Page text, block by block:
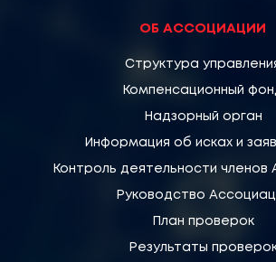
ОБ АССОЦИАЦИИ
Структура
Компенсационный
Надзорный орган
Информация об исках и
Контроль деятельности членов
Руководство
План проверок
Результаты